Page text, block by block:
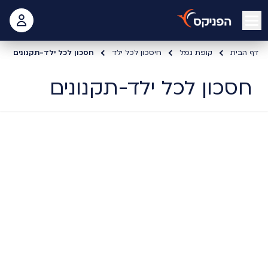
open mobile menu
דף הבית קופת גמל חיסכון לכל ילד חסכון לכל ילד-תקנונים
חסכון לכל ילד-תקנונים